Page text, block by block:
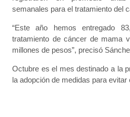
semanales para el tratamiento del
“Este año hemos entregado
tratamiento de cáncer de mama
millones de pesos”, precisó
Octubre es el mes destinado a la
la adopción de medidas para